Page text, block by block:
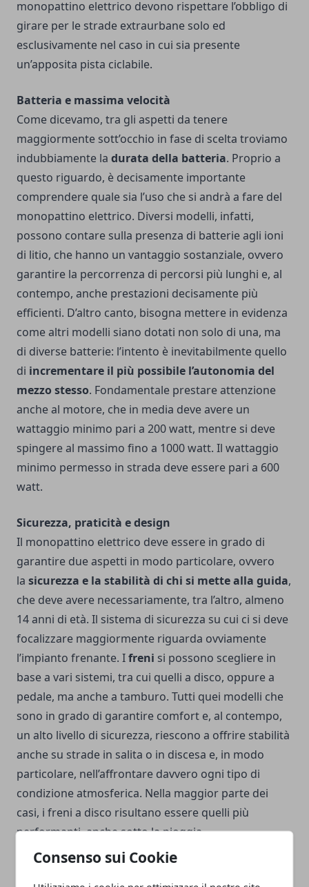
Consenso sui Cookie
monopattino elettrico devono rispettare l’obbligo di
girare per le strade extraurbane solo ed
esclusivamente nel caso in cui sia presente
un’apposita pista ciclabile.
Batteria e massima velocità
Come dicevamo, tra gli aspetti da tenere
maggiormente sott’occhio in fase di scelta troviamo
indubbiamente la durata della batteria. Proprio a
questo riguardo, è decisamente importante
comprendere quale sia l’uso che si andrà a fare del
monopattino elettrico. Diversi modelli, infatti,
possono contare sulla presenza di batterie agli ioni
di litio, che hanno un vantaggio sostanziale, ovvero
garantire la percorrenza di percorsi più lunghi e, al
contempo, anche prestazioni decisamente più
efficienti. D’altro canto, bisogna mettere in evidenza
come altri modelli siano dotati non solo di una, ma
di diverse batterie: l’intento è inevitabilmente quello
di incrementare il più possibile l’autonomia del
mezzo stesso. Fondamentale prestare attenzione
anche al motore, che in media deve avere un
wattaggio minimo pari a 200 watt, mentre si deve
spingere al massimo fino a 1000 watt. Il wattaggio
minimo permesso in strada deve essere pari a 600
watt.
Sicurezza, praticità e design
Il monopattino elettrico deve essere in grado di
garantire due aspetti in modo particolare, ovvero
la sicurezza e la stabilità di chi si mette alla guida,
che deve avere necessariamente, tra l’altro, almeno
14 anni di età. Il sistema di sicurezza su cui ci si deve
focalizzare maggiormente riguarda ovviamente
l’impianto frenante. Ifreni si possono scegliere in
base a vari sistemi, tra cui quelli a disco, oppure a
pedale, ma anche a tamburo. Tutti quei modelli che
sono in grado di garantire comfort e, al contempo,
un alto livello di sicurezza, riescono a offrire stabilità
anche su strade in salita o in discesa e, in modo
particolare, nell’affrontare davvero ogni tipo di
condizione atmosferica. Nella maggior parte dei
casi, i freni a disco risultano essere quelli più
performanti, anche sotto la pioggia.